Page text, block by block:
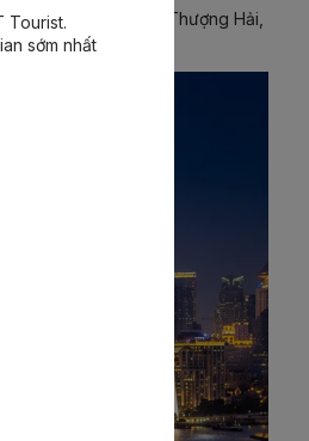
viên phía Bắc Bến Thượng Hải,
Tourist.
sớm nhất